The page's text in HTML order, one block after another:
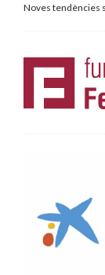
Noves tendències